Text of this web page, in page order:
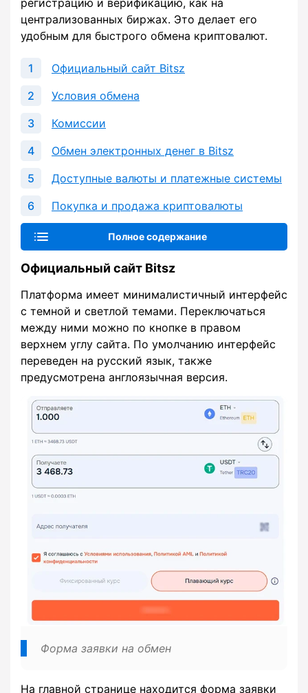
централизованных биржах. Это делает его
удобным для быстрого обмена криптовалют.
Официальный сайт Bitsz
Условия обмена
Комиссии
Обмен электронных денег в Bitsz
Доступные валюты и платежные системы
Покупка и продажа криптовалюты
Полное содержание
Официальный сайт Bitsz
Платформа имеет минималистичный интерфейс
с темной и светлой темами. Переключаться
между ними можно по кнопке в правом
верхнем углу сайта. По умолчанию интерфейс
переведен на русский язык, также
предусмотрена англоязычная версия.
Форма заявки на обмен
На главной странице находится форма заявки